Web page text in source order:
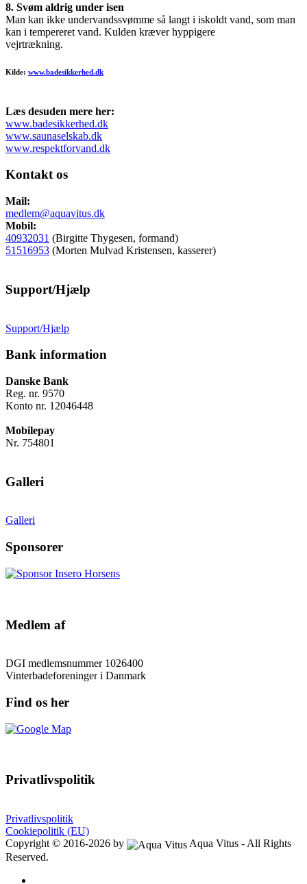
8. Svøm aldrig under isen
Man kan ikke undervandssvømme så langt i iskoldt vand, som man
kan i tempereret vand. Kulden kræver hyppigere
vejrtrækning.
Kilde: www.badesikkerhed.dk
Læs desuden mere her:
www.badesikkerhed.dk
www.saunaselskab.dk
www.respektforvand.dk
Kontakt os
Mail:
medlem@aquavitus.dk
Mobil:
40932031 (Birgitte Thygesen, formand)
51516953 (Morten Mulvad Kristensen, kasserer)
Support/Hjælp
Support/Hjælp
Bank information
Danske Bank
Reg. nr. 9570
Konto nr. 12046448
Mobilepay
Nr. 754801
Galleri
Galleri
Sponsorer
Medlem af
DGI medlemsnummer 1026400
Vinterbadeforeninger i Danmark
Find os her
Privatlivspolitik
Privatlivspolitik
Cookiepolitik (EU)
Copyright © 2016-2026 by
Aqua Vitus - All Rights
Reserved.